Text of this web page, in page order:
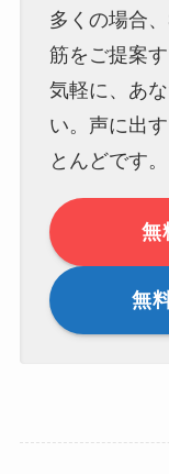
多くの場合
筋をご提案
気軽に、あ
い。声に出
とんどです。
無
無